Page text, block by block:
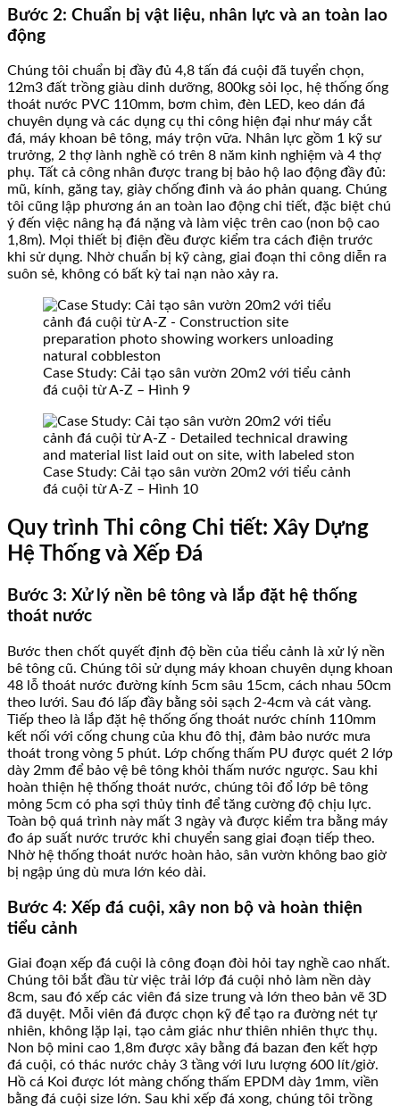
Bước 2: Chuẩn bị vật liệu, nhân lực và an toàn lao
động
Chúng tôi chuẩn bị đầy đủ 4,8 tấn đá cuội đã tuyển chọn,
12m3 đất trồng giàu dinh dưỡng, 800kg sỏi lọc, hệ thống ống
thoát nước PVC 110mm, bơm chìm, đèn LED, keo dán đá
chuyên dụng và các dụng cụ thi công hiện đại như máy cắt
đá, máy khoan bê tông, máy trộn vữa. Nhân lực gồm 1 kỹ sư
trưởng, 2 thợ lành nghề có trên 8 năm kinh nghiệm và 4 thợ
phụ. Tất cả công nhân được trang bị bảo hộ lao động đầy đủ:
mũ, kính, găng tay, giày chống đinh và áo phản quang. Chúng
tôi cũng lập phương án an toàn lao động chi tiết, đặc biệt chú
ý đến việc nâng hạ đá nặng và làm việc trên cao (non bộ cao
1,8m). Mọi thiết bị điện đều được kiểm tra cách điện trước
khi sử dụng. Nhờ chuẩn bị kỹ càng, giai đoạn thi công diễn ra
suôn sẻ, không có bất kỳ tai nạn nào xảy ra.
Case Study: Cải tạo sân vườn 20m2 với tiểu cảnh
đá cuội từ A-Z – Hình 9
Case Study: Cải tạo sân vườn 20m2 với tiểu cảnh
đá cuội từ A-Z – Hình 10
Quy trình Thi công Chi tiết: Xây Dựng
Hệ Thống và Xếp Đá
Bước 3: Xử lý nền bê tông và lắp đặt hệ thống
thoát nước
Bước then chốt quyết định độ bền của tiểu cảnh là xử lý nền
bê tông cũ. Chúng tôi sử dụng máy khoan chuyên dụng khoan
48 lỗ thoát nước đường kính 5cm sâu 15cm, cách nhau 50cm
theo lưới. Sau đó lấp đầy bằng sỏi sạch 2-4cm và cát vàng.
Tiếp theo là lắp đặt hệ thống ống thoát nước chính 110mm
kết nối với cống chung của khu đô thị, đảm bảo nước mưa
thoát trong vòng 5 phút. Lớp chống thấm PU được quét 2 lớp
dày 2mm để bảo vệ bê tông khỏi thấm nước ngược. Sau khi
hoàn thiện hệ thống thoát nước, chúng tôi đổ lớp bê tông
mỏng 5cm có pha sợi thủy tinh để tăng cường độ chịu lực.
Toàn bộ quá trình này mất 3 ngày và được kiểm tra bằng máy
đo áp suất nước trước khi chuyển sang giai đoạn tiếp theo.
Nhờ hệ thống thoát nước hoàn hảo, sân vườn không bao giờ
bị ngập úng dù mưa lớn kéo dài.
Bước 4: Xếp đá cuội, xây non bộ và hoàn thiện
tiểu cảnh
Giai đoạn xếp đá cuội là công đoạn đòi hỏi tay nghề cao nhất.
Chúng tôi bắt đầu từ việc trải lớp đá cuội nhỏ làm nền dày
8cm, sau đó xếp các viên đá size trung và lớn theo bản vẽ 3D
đã duyệt. Mỗi viên đá được chọn kỹ để tạo ra đường nét tự
nhiên, không lặp lại, tạo cảm giác như thiên nhiên thực thụ.
Non bộ mini cao 1,8m được xây bằng đá bazan đen kết hợp
đá cuội, có thác nước chảy 3 tầng với lưu lượng 600 lít/giờ.
Hồ cá Koi được lót màng chống thấm EPDM dày 1mm, viền
bằng đá cuội size lớn. Sau khi xếp đá xong, chúng tôi trồng